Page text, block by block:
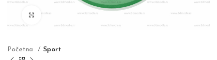
Click to enlarge
Početna Sport